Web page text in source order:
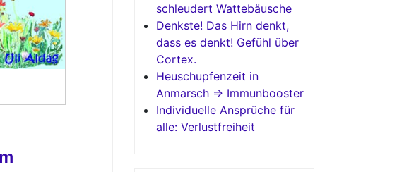
schleudert Wattebäusche
Denkste! Das Hirn denkt,
dass es denkt! Gefühl über
Cortex.
Heuschupfenzeit in
Anmarsch => Immunbooster
Individuelle Ansprüche für
alle: Verlustfreiheit